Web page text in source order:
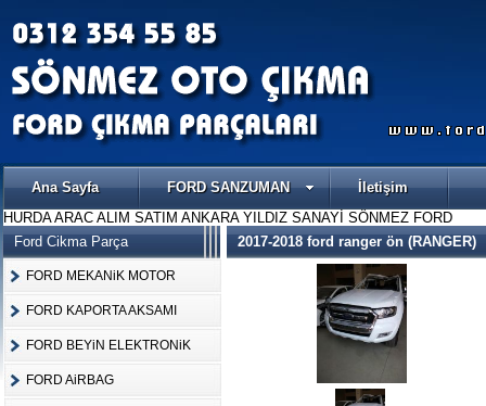
Ana Sayfa FORD SANZUMAN
İletişim
HURDA ARAC ALIM SATIM ANKARA YILDIZ SANAYİ SÖNMEZ FORD
Ford Cikma Parça
FORD MEKANiK MOTOR
FORD KAPORTA AKSAMI
FORD BEYiN ELEKTRONiK
FORD AiRBAG
2017-2018 ford ranger ön (RANGER)